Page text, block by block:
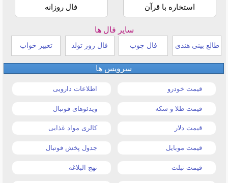
استخاره با قرآن فال روزانه
سایر فال ها
طالع بینی هندی فال چوب فال روز تولد تعبیر خواب
سرویس ها
قیمت خودرو اطلاعات دارویی
قیمت طلا و سکه ویدئوهای فوتبال
قیمت دلار کالری مواد غذایی
قیمت موبایل جدول پخش فوتبال
قیمت تبلت نهج البلاغه